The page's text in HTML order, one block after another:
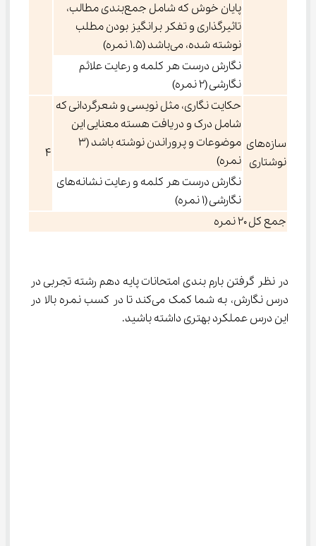
پایان خوش که شامل جمع‌بندی مطالب،
تاثیرگذاری و تفکر برانگیز بودن مطلب
نوشته شده، می‌باشد (۱.۵ نمره)
نگارش درست هر کلمه و رعایت علائم
نگارشی (۲ نمره)
سازه‌های
نوشتاری
حکایت نگاری، مثل نویسی و شعرگردانی که
شامل درک و دریافت هسته معنایی این
موضوعات و پروراندن نوشته باشد (۳
نمره)
۴
نگارش درست هر کلمه و رعایت نشانه‌های
نگارشی (۱ نمره)
جمع کل ۲۰ نمره
در نظر گرفتن بارم‌ بندی امتحانات پایه دهم رشته تجربی در
درس نگارش، به شما کمک می‌کند تا در کسب نمره بالا در
این درس عملکرد بهتری داشته باشید.